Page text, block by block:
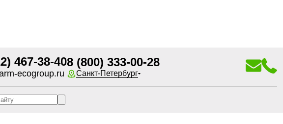
467-38-40
ecogroup.ru
8 (800) 333-00-28
Санкт-Петербург